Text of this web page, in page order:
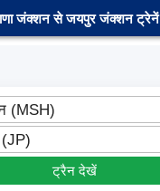
जंक्शन से जयपुर जंक्शन ट्रेनें
(MSH)
ट्रैन देखें